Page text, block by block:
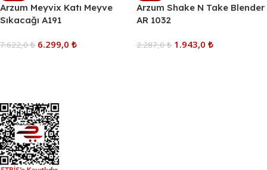
Arzum Meyvix Katı Meyve
Sıkacağı A191
7.622,0₺ 6.299,0 ₺
Arzum Shake N Take Blender
AR 1032
2.287,0₺ 1.943,0 ₺